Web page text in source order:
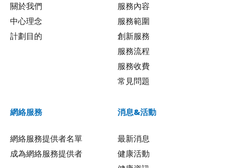
關於我們
中心理念
計劃目的
服務內容
服務範圍
創新服務
服務流程
服務收費
常見問題
網絡服務
網絡服務提供者名單
成為網絡服務提供者
消息&活動
最新消息
健康活動